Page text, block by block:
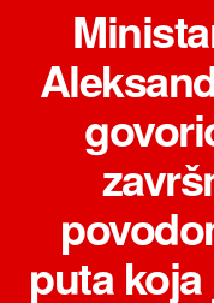
puta